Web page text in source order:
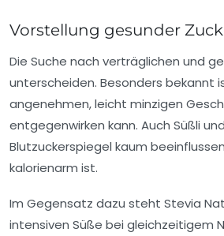
Vorstellung gesunder
Die Suche nach verträglichen und
unterscheiden. Besonders bekannt
angenehmen, leicht minzigen
entgegenwirken kann. Auch Süßli und
Blutzuckerspiegel kaum
kalorienarm ist.
Im Gegensatz dazu steht Stevia
intensiven Süße bei gleichzeitigem